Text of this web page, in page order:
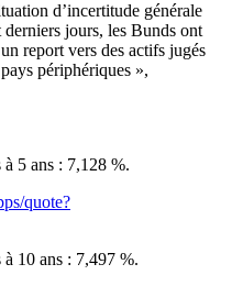
d’incertitude générale
jours, les Bunds ont
report vers des actifs jugés
périphériques »,
5 ans : 7,128 %.
quote?
10 ans : 7,497 %.